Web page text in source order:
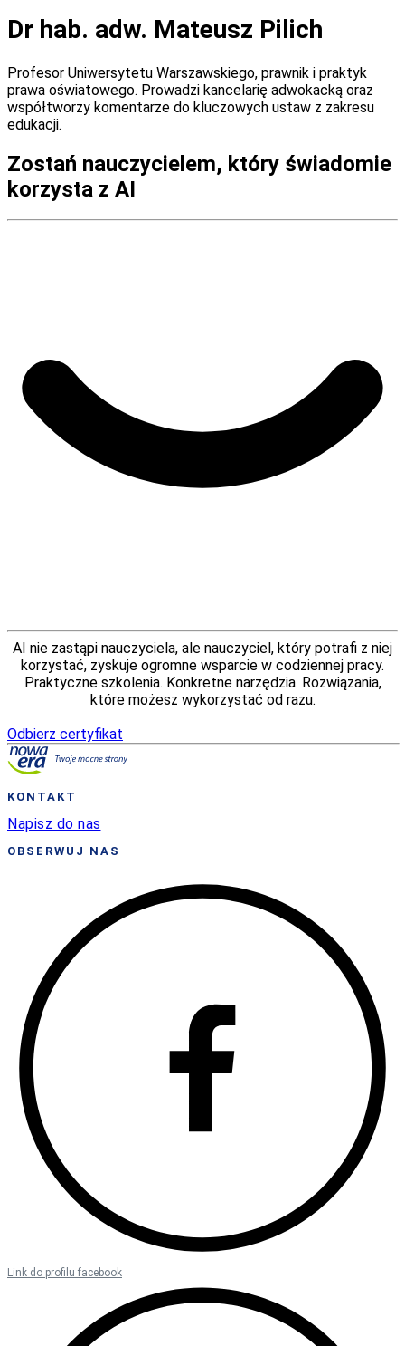
Dr hab. adw. Mateusz Pilich
Profesor Uniwersytetu Warszawskiego, prawnik i praktyk
prawa oświatowego. Prowadzi kancelarię adwokacką oraz
współtworzy komentarze do kluczowych ustaw z zakresu
edukacji.
Zostań nauczycielem, który świadomie
korzysta z AI
AI nie zastąpi nauczyciela, ale nauczyciel, który potrafi z niej
korzystać, zyskuje ogromne wsparcie w codziennej pracy.
Praktyczne szkolenia. Konkretne narzędzia. Rozwiązania,
które możesz wykorzystać od razu.
Odbierz certyfikat
KONTAKT
Napisz do nas
OBSERWUJ NAS
Link do profilu facebook